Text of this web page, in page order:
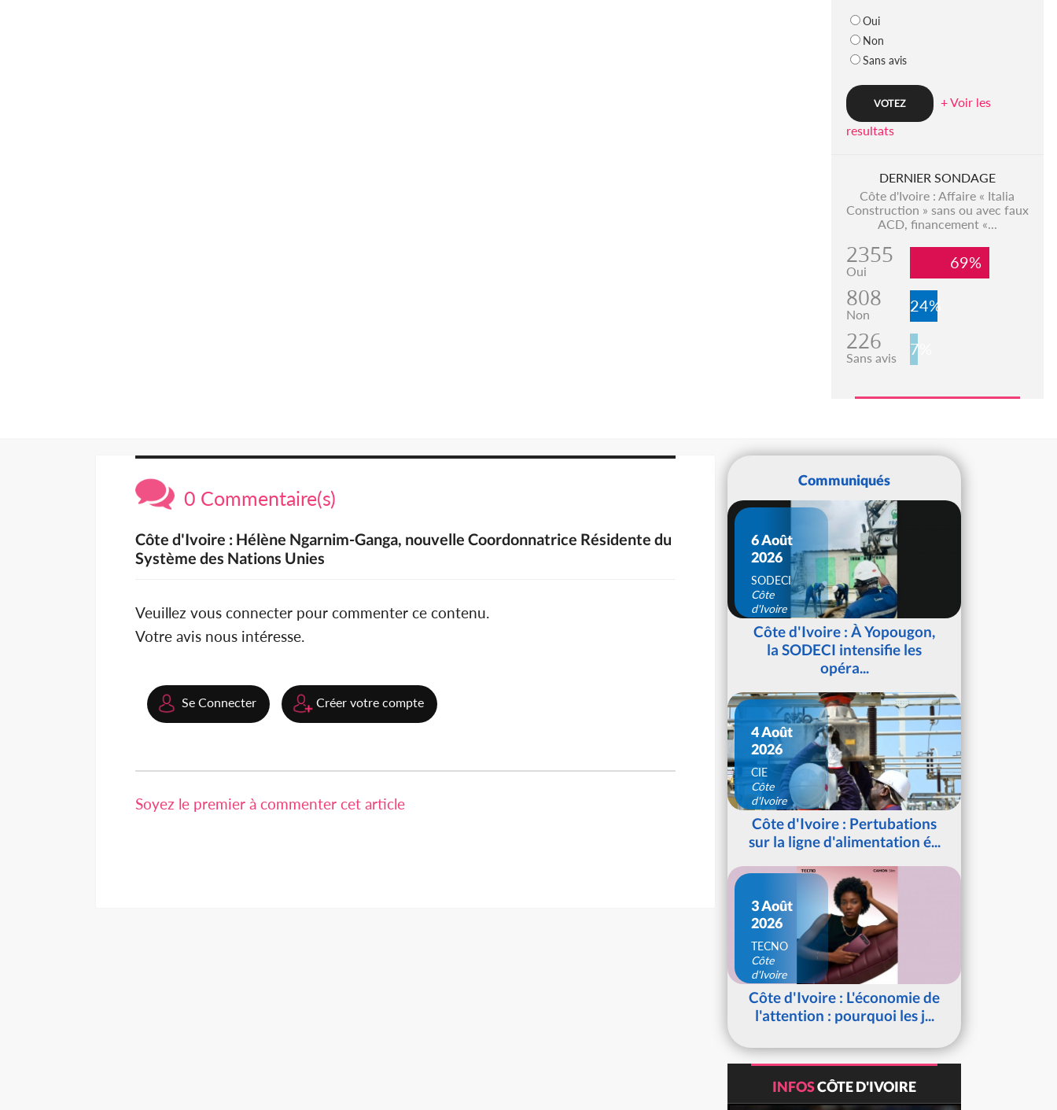
Oui
Non
Sans avis
+ Voir les
resultats
DERNIER SONDAGE
Côte d'Ivoire : Affaire « Italia
Construction » sans ou avec faux
ACD, financement «...
2355
Oui 69%
808
Non 24%
226
Sans avis 7%
0 Commentaire(s)
Côte d'Ivoire : Hélène Ngarnim-Ganga, nouvelle Coordonnatrice Résidente du
Système des Nations Unies
Veuillez vous connecter pour commenter ce contenu.
Votre avis nous intéresse.
Se Connecter Créer votre compte
Soyez le premier à commenter cet article
Communiqués
6 Août
2026
SODECI
Côte
d'Ivoire
Côte d'Ivoire : À Yopougon,
la SODECI intensifie les
opéra...
4 Août
2026
CIE
Côte
d'Ivoire
Côte d'Ivoire : Pertubations
sur la ligne d'alimentation é...
3 Août
2026
TECNO
Côte
d'Ivoire
Côte d'Ivoire : L'économie de
l'attention : pourquoi les j...
INFOSCÔTE D'IVOIRE